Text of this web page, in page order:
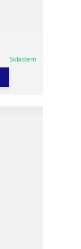
Skladem